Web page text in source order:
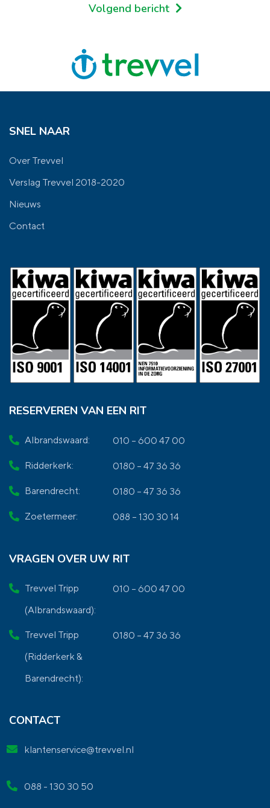
Volgend bericht
SNEL NAAR
Over Trevvel
Verslag Trevvel 2018-2020
Nieuws
Contact
RESERVEREN VAN EEN RIT
Albrandswaard: 010 – 600 47 00
Ridderkerk: 0180 – 47 36 36
Barendrecht: 0180 – 47 36 36
Zoetermeer: 088 – 130 30 14
VRAGEN OVER UW RIT
Trevvel Tripp
(Albrandswaard):
010 – 600 47 00
Trevvel Tripp
(Ridderkerk &
Barendrecht):
0180 – 47 36 36
CONTACT
klantenservice@trevvel.nl
088 - 130 30 50